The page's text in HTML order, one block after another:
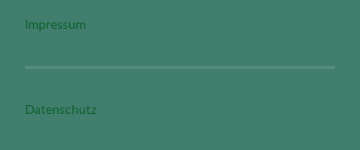
Impressum
Datenschutz